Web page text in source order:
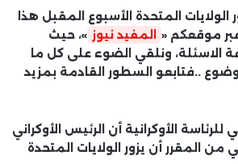
الولايات المتحدة الأسبوع المقبل هذا
موقعكم «
المفيد نيوز »، حيث
الاسئلة، ونلقي الضوء على كل ما
..فتابعو السطور القادمة بمزيد
الأوكرانية أن الرئيس الأوكراني
من المقرر أن يزور الولايات المتحدة